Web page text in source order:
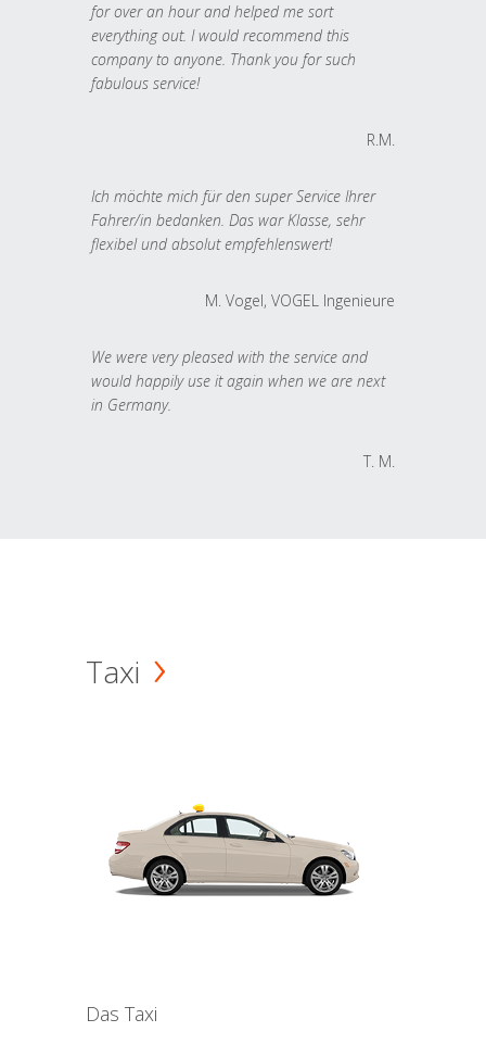
for over an hour and helped me sort
everything out. I would recommend this
company to anyone. Thank you for such
fabulous service!
R.M.
Ich möchte mich für den super Service Ihrer
Fahrer/in bedanken. Das war Klasse, sehr
flexibel und absolut empfehlenswert!
M. Vogel, VOGEL Ingenieure
We were very pleased with the service and
would happily use it again when we are next
in Germany.
T. M.
Taxi
Das Taxi